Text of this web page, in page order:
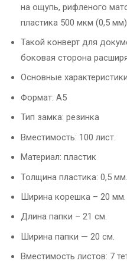
на ощупь, рифленого
пластика 500 мкм (0,5
Такой конверт для
боковая сторона
Основные
Формат: А5
Тип замка: резинка
Вместимость: 100 лист.
Материал: пластик
Толщина пластика: 0,5 мм.
Ширина корешка – 20 мм.
Длина папки – 21 см.
Ширина папки — 20 см.
Вместимость листов: 7